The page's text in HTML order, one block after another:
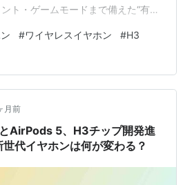
ト・ゲームモードまで備えた“有線
ウンドピーツ・エイチスリー）
ビュー｜Snapdragon Sound×1DD
プTWS 🤝 メーカーについて / …
#ワイヤレスイヤホン #H3
月前
AirPods 5、H3チップ開発進
代イヤホンは何が変わる？